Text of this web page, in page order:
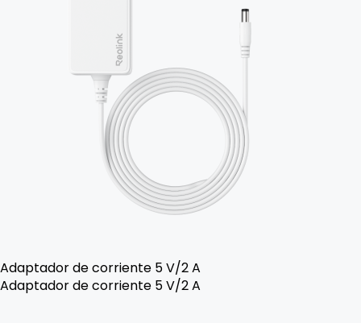
Adaptador de corriente 5 V/2 A
Adaptador de corriente 5 V/2 A